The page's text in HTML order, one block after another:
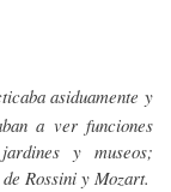
asiduamente y
a ver funciones
y museos;
Rossini y Mozart.